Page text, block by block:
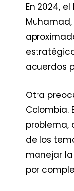
En 2024,
acuerdos
Otra
Colombia.
problema,
de los
manejar
por